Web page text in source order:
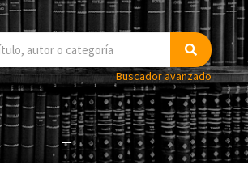
Buscador avanzado